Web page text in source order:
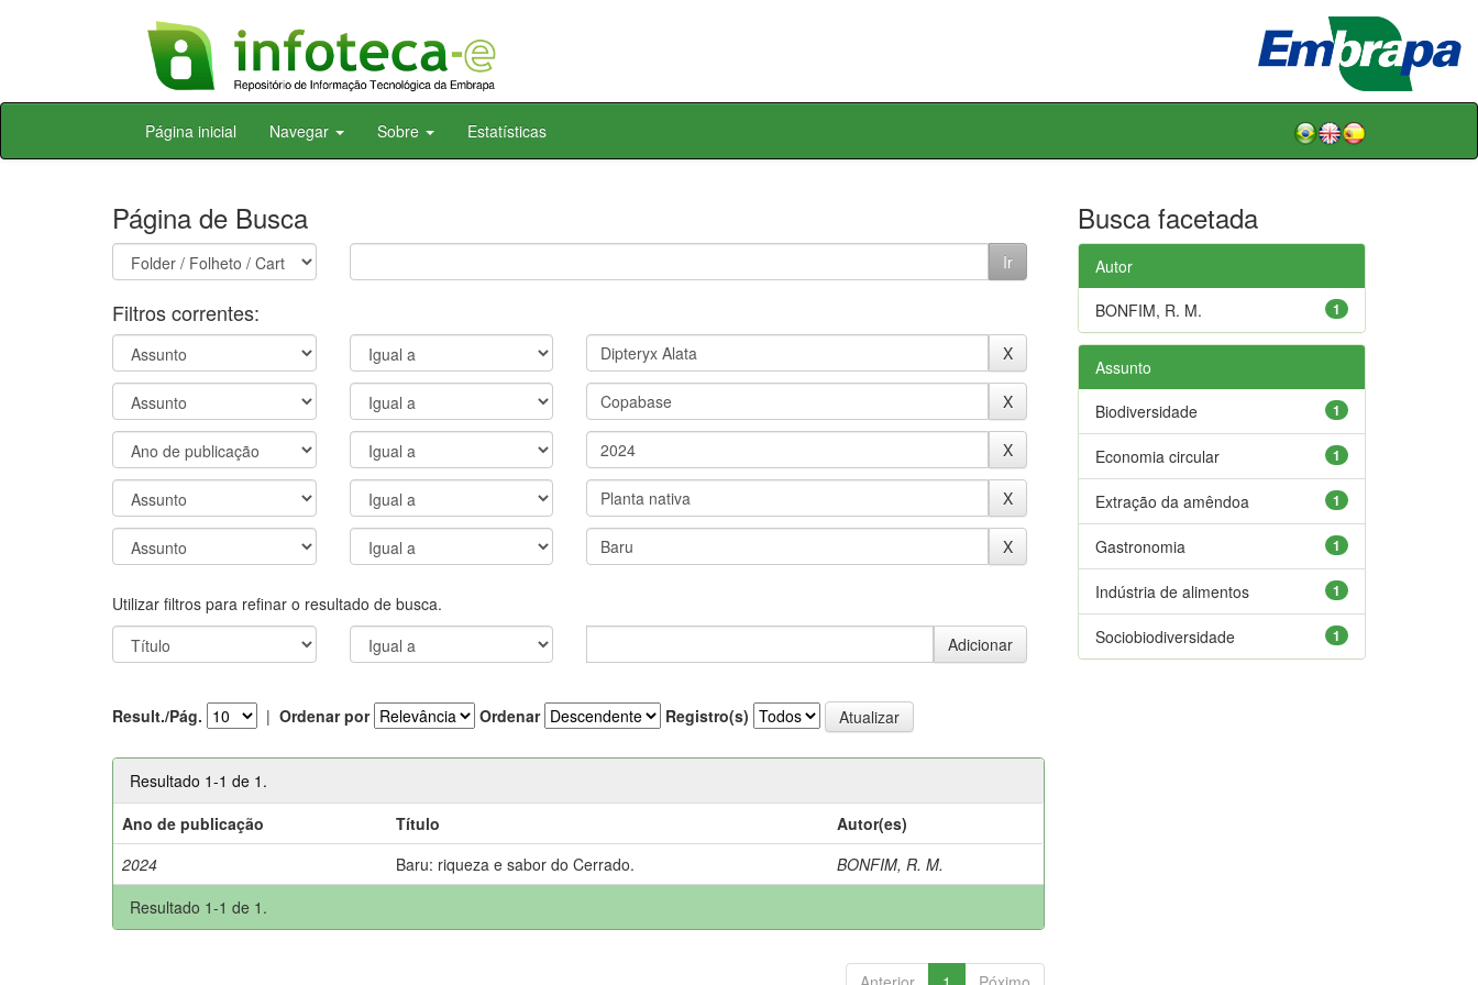
Skip
Página inicial Navegar Sobre Estatísticas
Página de Busca
Filtros correntes:
Utilizar filtros para refinar o resultado de busca.
Result./Pág. | Ordenar por Ordenar Registro(s)
Resultado 1-1 de 1.
Ano de publicação
Título
Autor(es)
2024
Baru: riqueza e sabor do Cerrado.
BONFIM, R. M.
Resultado 1-1 de 1.
Busca facetada
Autor
1
BONFIM, R. M.
Assunto
1
Biodiversidade
1
Economia circular
1
Extração da amêndoa
1
Gastronomia
1
Indústria de alimentos
1
Sociobiodiversidade